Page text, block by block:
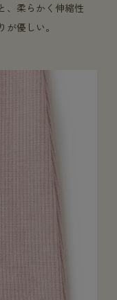
、柔らかく伸縮性
優しい。